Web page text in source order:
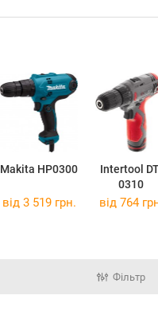
Makita HP0300
Intertool
0310
від 3 519 грн. від 764
Фільтр